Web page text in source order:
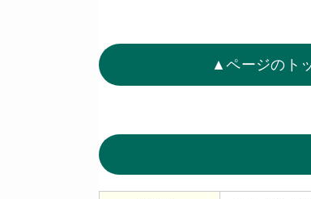
▲ページのト